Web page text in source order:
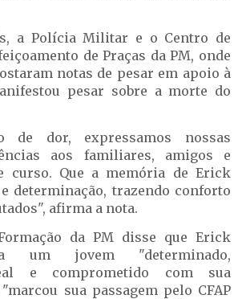
a Polícia Militar e o Centro de
de Praças da PM, onde
notas de pesar em apoio à
pesar sobre a morte do
de dor, expressamos nossas
aos familiares, amigos e
curso. Que a memória de Erick
determinação, trazendo conforto
afirma a nota.
da PM disse que Erick
um jovem "determinado,
e comprometido com sua
sua passagem pelo CFAP